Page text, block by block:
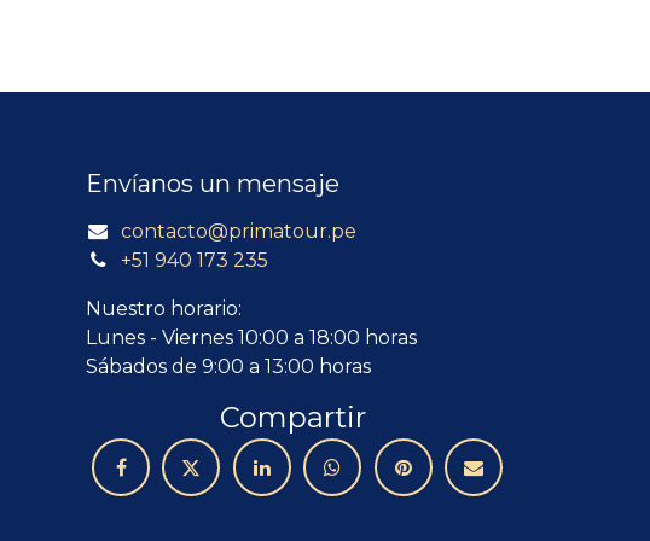
Envíanos un mensaje
contacto@primatour.pe
+51 940 173 235
Nuestro horario:
Lunes - Viernes 10:00 a 18:00 horas
Sábados de 9:00 a 13:00 horas
Compartir